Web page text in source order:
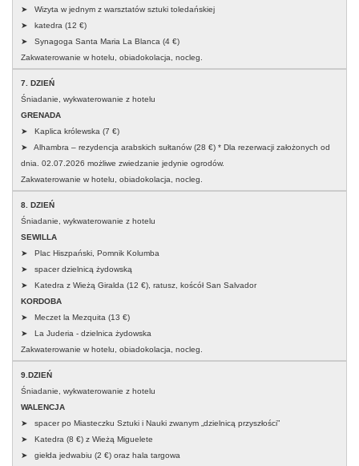
➤ Wizyta w jednym z warsztatów sztuki toledańskiej
➤ katedra (12 €)
➤ Synagoga Santa Maria La Blanca (4 €)
Zakwaterowanie w hotelu, obiadokolacja, nocleg.
7. DZIEŃ
Śniadanie, wykwaterowanie z hotelu
GRENADA
➤ Kaplica królewska (7 €)
➤ Alhambra – rezydencja arabskich sułtanów (28 €) * Dla rezerwacji założonych od
dnia. 02.07.2026 możliwe zwiedzanie jedynie ogrodów.
Zakwaterowanie w hotelu, obiadokolacja, nocleg.
8. DZIEŃ
Śniadanie, wykwaterowanie z hotelu
SEWILLA
➤ Plac Hiszpański, Pomnik Kolumba
➤ spacer dzielnicą żydowską
➤ Katedra z Wieżą Giralda (12 €), ratusz, koścół San Salvador
KORDOBA
➤ Meczet la Mezquita (13 €)
➤ La Juderia - dzielnica żydowska
Zakwaterowanie w hotelu, obiadokolacja, nocleg.
9.DZIEŃ
Śniadanie, wykwaterowanie z hotelu
WALENCJA
➤ spacer po Miasteczku Sztuki i Nauki zwanym „dzielnicą przyszłości”
➤ Katedra (8 €) z Wieżą Miguelete
➤ giełda jedwabiu (2 €) oraz hala targowa